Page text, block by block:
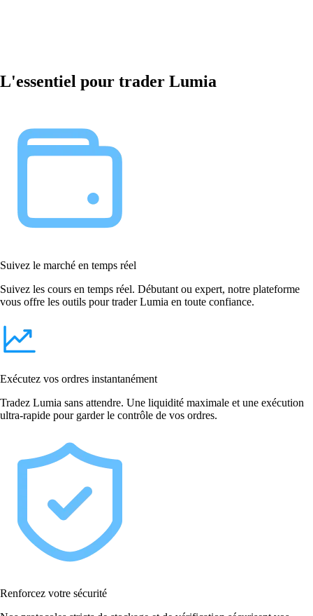
L'essentiel pour trader Lumia
Suivez le marché en temps réel
Suivez les cours en temps réel. Débutant ou expert, notre plateforme
vous offre les outils pour trader Lumia en toute confiance.
Exécutez vos ordres instantanément
Tradez Lumia sans attendre. Une liquidité maximale et une exécution
ultra-rapide pour garder le contrôle de vos ordres.
Renforcez votre sécurité